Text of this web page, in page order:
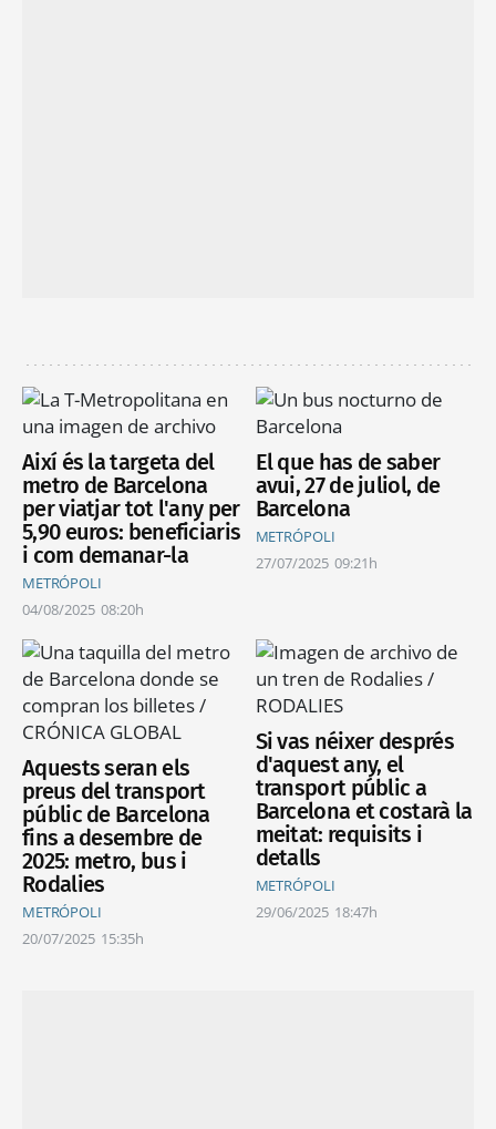
Així és la targeta del
metro de Barcelona
per viatjar tot l'any per
5,90 euros: beneficiaris
i com demanar-la
METRÓPOLI
04/08/2025 08:20h
El que has de saber
avui, 27 de juliol, de
Barcelona
METRÓPOLI
27/07/2025 09:21h
Aquests seran els
preus del transport
públic de Barcelona
fins a desembre de
2025: metro, bus i
Rodalies
METRÓPOLI
20/07/2025 15:35h
Si vas néixer després
d'aquest any, el
transport públic a
Barcelona et costarà la
meitat: requisits i
detalls
METRÓPOLI
29/06/2025 18:47h